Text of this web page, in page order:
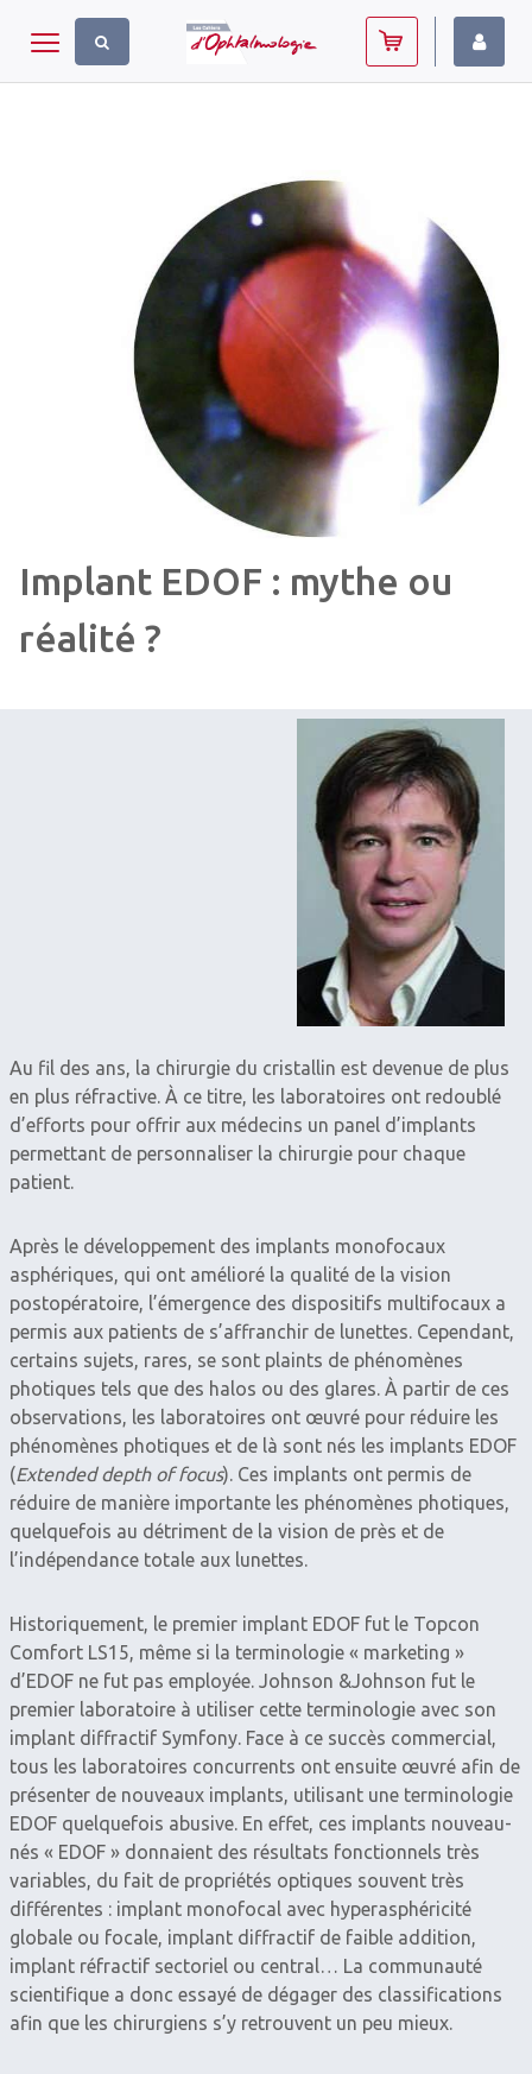
Toggle navigation
Implant EDOF : mythe ou
réalité ?
Au fil des ans, la chirurgie du cristallin est devenue de plus
en plus réfractive. À ce titre, les laboratoires ont redoublé
d’efforts pour offrir aux médecins un panel d’implants
permettant de personnaliser la chirurgie pour chaque
patient.
Après le développement des implants monofocaux
asphériques, qui ont amélioré la qualité de la vision
postopératoire, l’émergence des dispositifs multifocaux a
permis aux patients de s’affranchir de lunettes. Cependant,
certains sujets, rares, se sont plaints de phénomènes
photiques tels que des halos ou des glares. À partir de ces
observations, les laboratoires ont œuvré pour réduire les
phénomènes photiques et de là sont nés les implants EDOF
(Extended depth of focus). Ces implants ont permis de
réduire de manière importante les phénomènes photiques,
quelquefois au détriment de la vision de près et de
l’indépendance totale aux lunettes.
Historiquement, le premier implant EDOF fut le Topcon
Comfort LS15, même si la terminologie « marketing »
d’EDOF ne fut pas employée. Johnson &Johnson fut le
premier laboratoire à utiliser cette terminologie avec son
implant diffractif Symfony. Face à ce succès commercial,
tous les laboratoires concurrents ont ensuite œuvré afin de
présenter de nouveaux implants, utilisant une terminologie
EDOF quelquefois abusive. En effet, ces implants nouveau-
nés « EDOF » donnaient des résultats fonctionnels très
variables, du fait de propriétés optiques souvent très
différentes : implant monofocal avec hyperasphéricité
globale ou focale, implant diffractif de faible addition,
implant réfractif sectoriel ou central… La communauté
scientifique a donc essayé de dégager des classifications
afin que les chirurgiens s’y retrouvent un peu mieux.
Panneau de gestion des cookies